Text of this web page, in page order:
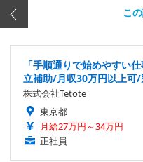
こ
「手順通りで始めやすい
立補助/月収30万円以上可
株式会社Tetote
東京都
月給27万円～34万円
正社員